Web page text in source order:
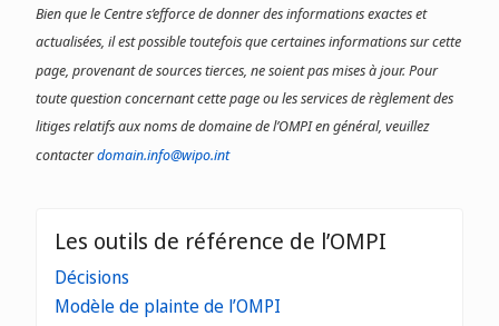
Bien que le Centre s’efforce de donner des informations exactes et
actualisées, il est possible toutefois que certaines informations sur cette
page, provenant de sources tierces, ne soient pas mises à jour. Pour
toute question concernant cette page ou les services de règlement des
litiges relatifs aux noms de domaine de l’OMPI en général, veuillez
contacterdomain.info@wipo.int
Les outils de référence de l’OMPI
Décisions
Modèle de plainte de l’OMPI